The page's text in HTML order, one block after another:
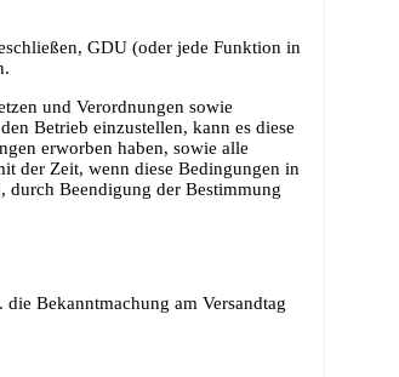
GDU (oder jede Funktion in
und Verordnungen sowie
Betrieb einzustellen, kann es diese
erworben haben, sowie alle
der Zeit, wenn diese Bedingungen in
durch Beendigung der Bestimmung
Bekanntmachung am Versandtag